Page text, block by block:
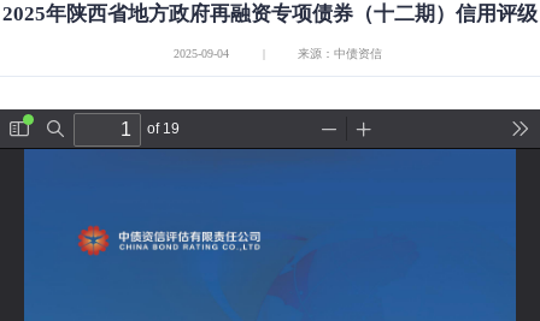
2025年陕西省地方政府再融资专项债券（十二期）信用评级
2025-09-04 | 来源：中债资信